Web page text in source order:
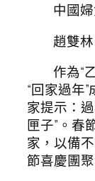
中國
趙雙林
作為“
“回家過年
家提示：
匣子”。春
家，以備
節喜慶團